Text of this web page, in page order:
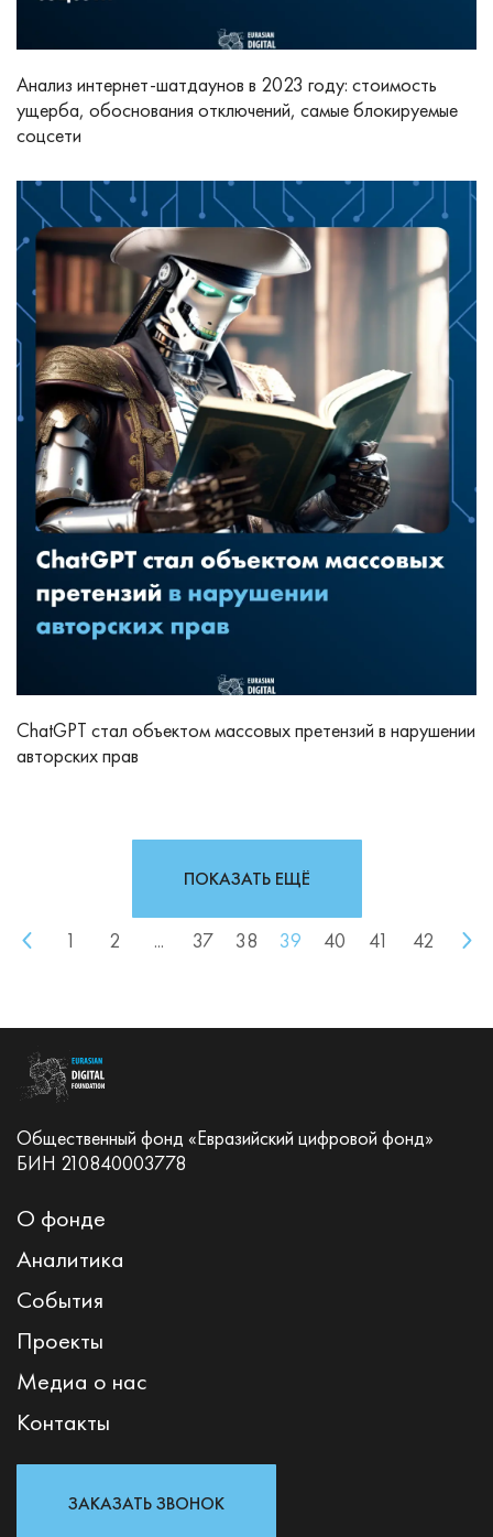
Анализ интернет-шатдаунов в 2023 году: стоимость
ущерба, обоснования отключений, самые блокируемые
соцсети
ChatGPT стал объектом массовых претензий в нарушении
авторских прав
1 2 ... 37 38 39 40 41 42
ПОКАЗАТЬ ЕЩЁ
Общественный фонд «Евразийский цифровой фонд»
БИН 210840003778
О фонде
Аналитика
События
Проекты
Медиа о нас
Контакты
ЗАКАЗАТЬ ЗВОНОК